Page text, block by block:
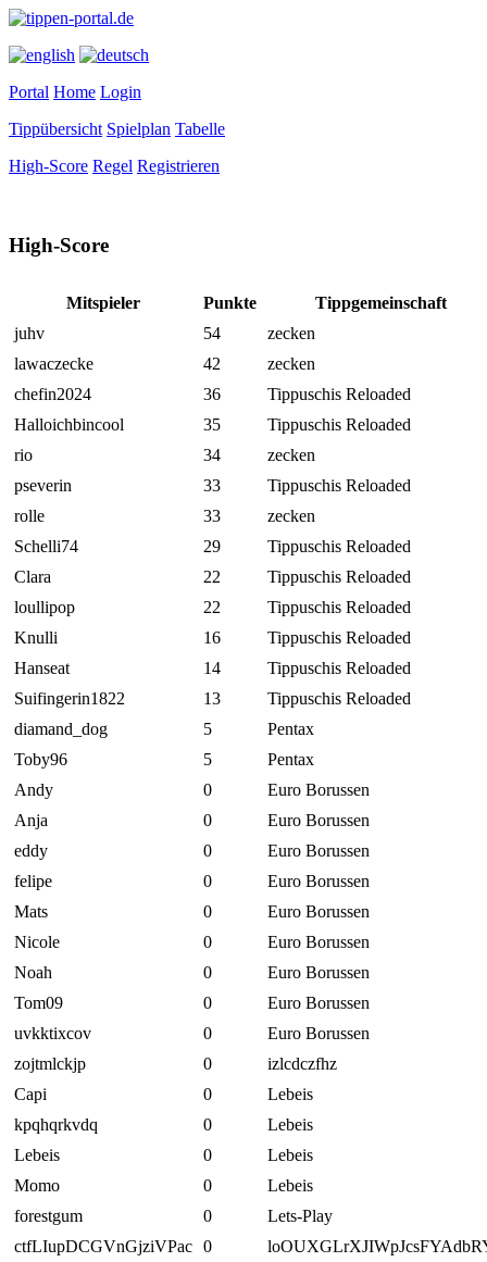
Portal Home Login
Tippübersicht Spielplan Tabelle
High-Score Regel Registrieren
High-Score
Mitspieler Punkte
Tippgemeinschaft
juhv
54
zecken
lawaczecke
42
zecken
chefin2024
36
Tippuschis Reloaded
Halloichbincool
35
Tippuschis Reloaded
rio
34
zecken
pseverin
33
Tippuschis Reloaded
rolle
33
zecken
Schelli74
29
Tippuschis Reloaded
Clara
22
Tippuschis Reloaded
loullipop
22
Tippuschis Reloaded
Knulli
16
Tippuschis Reloaded
Hanseat
14
Tippuschis Reloaded
Suifingerin1822
13
Tippuschis Reloaded
diamand_dog
5
Pentax
Toby96
5
Pentax
Andy
0
Euro Borussen
Anja
0
Euro Borussen
eddy
0
Euro Borussen
felipe
0
Euro Borussen
Mats
0
Euro Borussen
Nicole
0
Euro Borussen
Noah
0
Euro Borussen
Tom09
0
Euro Borussen
uvkktixcov
0
Euro Borussen
zojtmlckjp
0
izlcdczfhz
Capi
0
Lebeis
kpqhqrkvdq
0
Lebeis
Lebeis
0
Lebeis
Momo
0
Lebeis
forestgum
0
Lets-Play
ctfLIupDCGVnGjziVPac 0